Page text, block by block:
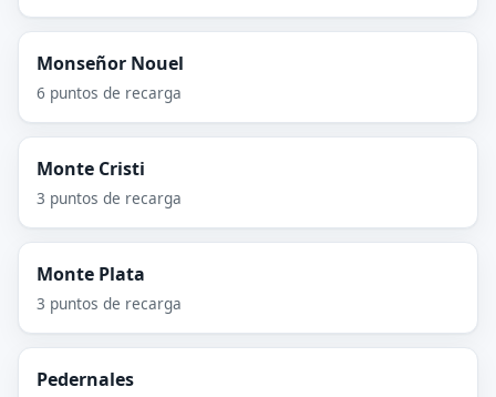
Monseñor Nouel
6 puntos de recarga
Monte Cristi
3 puntos de recarga
Monte Plata
3 puntos de recarga
Pedernales